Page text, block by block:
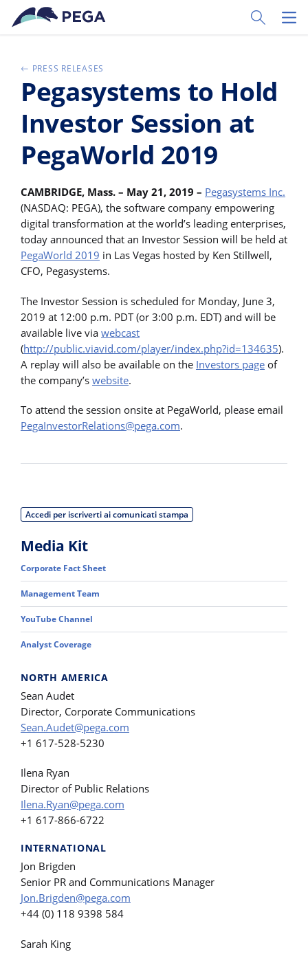
Vai direttamente al contenuto principale
Toggle
PRESS RELEASES
Pegasystems to Hold
Investor Session at
PegaWorld 2019
CAMBRIDGE, Mass. – May 21, 2019 – Pegasystems Inc.
(NASDAQ: PEGA), the software company empowering
digital transformation at the world’s leading enterprises,
today announced that an Investor Session will be held at
PegaWorld 2019 in Las Vegas hosted by Ken Stillwell,
CFO, Pegasystems.
The Investor Session is scheduled for Monday, June 3,
2019 at 12:00 p.m. PDT (or 3:00 p.m. EDT) and will be
available live via webcast
(http://public.viavid.com/player/index.php?id=134635).
A replay will also be available on the Investors page of
the company’s website.
To attend the session onsite at PegaWorld, please email
PegaInvestorRelations@pega.com.
Accedi per iscriverti ai comunicati stampa
Media Kit
Corporate Fact Sheet
Management Team
YouTube Channel
Analyst Coverage
NORTH AMERICA
Sean Audet
Director, Corporate Communications
Sean.Audet@pega.com
+1 617-528-5230
Ilena Ryan
Director of Public Relations
Ilena.Ryan@pega.com
+1 617-866-6722
INTERNATIONAL
Jon Brigden
Senior PR and Communications Manager
Jon.Brigden@pega.com
+44 (0) 118 9398 584
Sarah King